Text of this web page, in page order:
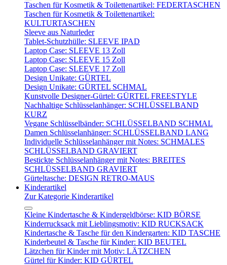
Taschen für Kosmetik & Toilettenartikel: FEDERTASCHEN
Taschen für Kosmetik & Toilettenartikel:
KULTURTASCHEN
Sleeve aus Naturleder
Tablet-Schutzhülle: SLEEVE IPAD
Laptop Case: SLEEVE 13 Zoll
Laptop Case: SLEEVE 15 Zoll
Laptop Case: SLEEVE 17 Zoll
Design Unikate: GÜRTEL
Design Unikate: GÜRTEL SCHMAL
Kunstvolle Designer-Gürtel: GÜRTEL FREESTYLE
Nachhaltige Schlüsselanhänger: SCHLÜSSELBAND
KURZ
Vegane Schlüsselbänder: SCHLÜSSELBAND SCHMAL
Damen Schlüsselanhänger: SCHLÜSSELBAND LANG
Individuelle Schlüsselanhänger mit Notes: SCHMALES
SCHLÜSSELBAND GRAVIERT
Bestickte Schlüsselanhänger mit Notes: BREITES
SCHLÜSSELBAND GRAVIERT
Gürteltasche: DESIGN RETRO-MAUS
Kinderartikel
Zur Kategorie Kinderartikel
Kleine Kindertasche & Kindergeldbörse: KID BÖRSE
Kinderrucksack mit Lieblingsmotiv: KID RUCKSACK
Kindertasche & Tasche für den Kindergarten: KID TASCHE
Kinderbeutel & Tasche für Kinder: KID BEUTEL
Lätzchen für Kinder mit Motiv: LÄTZCHEN
Gürtel für Kinder: KID GÜRTEL